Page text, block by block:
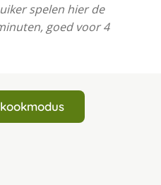
spelen hier de
goed voor 4